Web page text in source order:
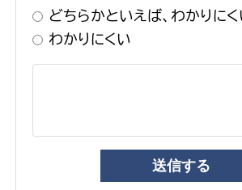
どちらかといえば、わかりにく
わかりにくい